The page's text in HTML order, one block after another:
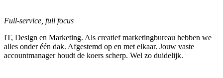
Full-service, full focus
IT, Design en Marketing. Als creatief marketingbureau hebben we
alles onder één dak. Afgestemd op en met elkaar. Jouw vaste
accountmanager houdt de koers scherp. Wel zo duidelijk.